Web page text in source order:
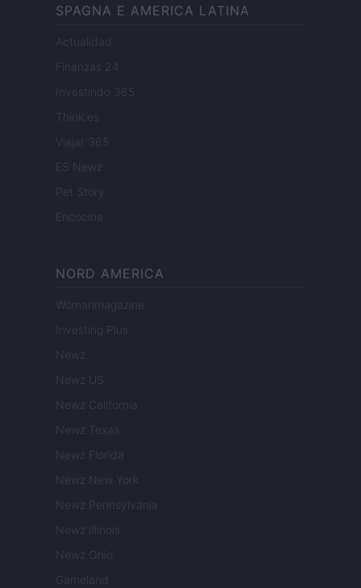
SPAGNA E AMERICA LATINA
Actualidad
Finanzas 24
Investindo 365
Think.es
Viajar 365
ES Newz
Pet Story
Encocina
NORD AMERICA
Womanmagazine
Investing Plus
Newz
Newz US
Newz California
Newz Texas
Newz Florida
Newz New York
Newz Pennsylvania
Newz Illinois
Newz Ohio
Gameland